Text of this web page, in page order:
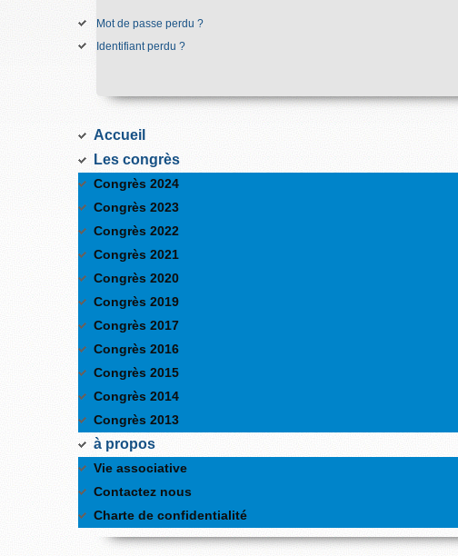
Mot de passe perdu ?
Identifiant perdu ?
Accueil
Les congrès
Congrès 2024
Congrès 2023
Congrès 2022
Congrès 2021
Congrès 2020
Congrès 2019
Congrès 2017
Congrès 2016
Congrès 2015
Congrès 2014
Congrès 2013
à propos
Vie associative
Contactez nous
Charte de confidentialité